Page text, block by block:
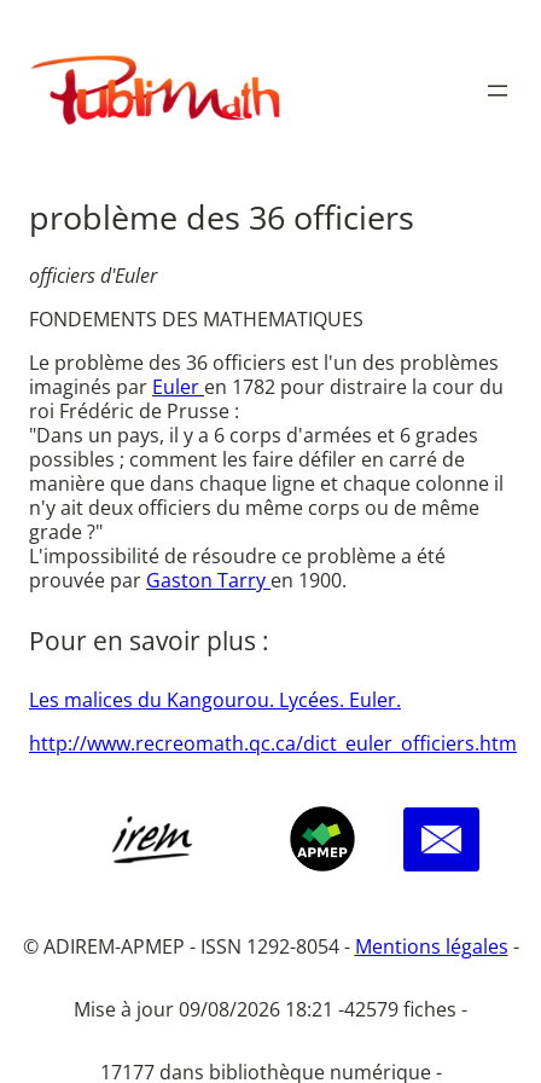
contenu
Publimath
problème des 36 officiers
officiers d'Euler
FONDEMENTS DES MATHEMATIQUES
Le problème des 36 officiers est l'un des problèmes
imaginés par Euler en 1782 pour distraire la cour du
roi Frédéric de Prusse :
"Dans un pays, il y a 6 corps d'armées et 6 grades
possibles ; comment les faire défiler en carré de
manière que dans chaque ligne et chaque colonne il
n'y ait deux officiers du même corps ou de même
grade ?"
L'impossibilité de résoudre ce problème a été
prouvée par Gaston Tarry en 1900.
Pour en savoir plus :
Les malices du Kangourou. Lycées. Euler.
http://www.recreomath.qc.ca/dict_euler_officiers.htm
© ADIREM-APMEP - ISSN 1292-8054 - Mentions légales -
Mise à jour 09/08/2026 18:21 -42579 fiches -
17177 dans bibliothèque numérique -